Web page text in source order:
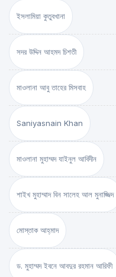
ইসলামিয়া কুতুবখানা
সদর উদ্দিন আহমদ চিশতী
মাওলানা আবু তাহের মিসবাহ
Saniyasnain Khan
মাওলানা মুহাম্মদ যাইনুল আবিদীন
শাইখ মুহাম্মাদ বিন সালেহ আল মুনাজ্জিদ
মোস্তাক আহ্‌মাদ
ড. মুহাম্মদ ইবনে আবদুর রহমান আরিফী